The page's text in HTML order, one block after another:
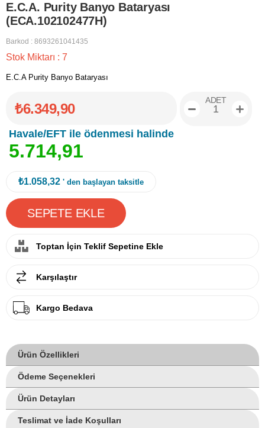
E.C.A. Purity Banyo Bataryası
(ECA.102102477H)
Barkod : 8693261041435
Stok Miktarı : 7
E.C.A Purity Banyo Bataryası
₺6.349,90
Havale/EFT ile ödenmesi halinde
5.714,91
ADET
₺1.058,32 ' den başlayan taksitle
Toptan İçin Teklif Sepetine Ekle
Karşılaştır
Kargo Bedava
Ürün Özellikleri
Ödeme Seçenekleri
Ürün Detayları
Teslimat ve İade Koşulları